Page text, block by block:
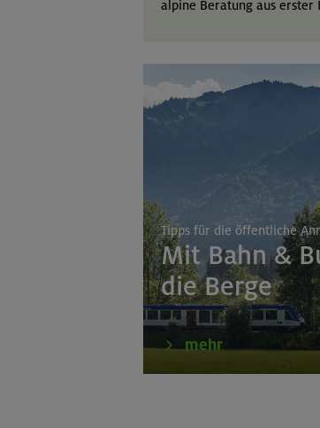
alpine Beratung aus erster
Tipps für die öffentliche
Mit Bahn &
die Berge
mehr